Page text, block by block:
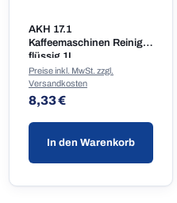
AKH 17.1
Kaffeemaschinen Reiniger
flüssig 1L
Regulärer Preis:
8,33 €
Preise inkl. MwSt. zzgl.
Versandkosten
In den Warenkorb